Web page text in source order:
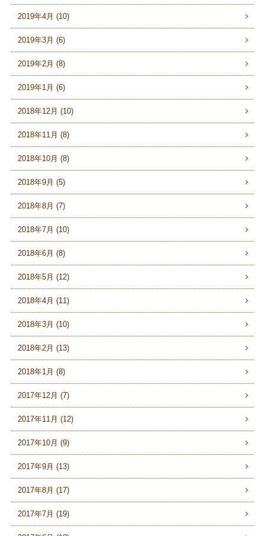
2019年4月 (10)
2019年3月 (6)
2019年2月 (8)
2019年1月 (6)
2018年12月 (10)
2018年11月 (8)
2018年10月 (8)
2018年9月 (5)
2018年8月 (7)
2018年7月 (10)
2018年6月 (8)
2018年5月 (12)
2018年4月 (11)
2018年3月 (10)
2018年2月 (13)
2018年1月 (8)
2017年12月 (7)
2017年11月 (12)
2017年10月 (9)
2017年9月 (13)
2017年8月 (17)
2017年7月 (19)